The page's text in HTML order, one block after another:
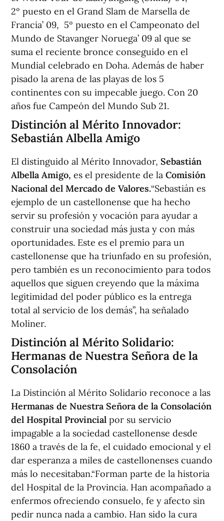
2º puesto en el Grand Slam de Marsella de
Francia’ 09, 5º puesto en el Campeonato del
Mundo de Stavanger Noruega’ 09 al que se
suma el reciente bronce conseguido en el
Mundial celebrado en Doha. Además de haber
pisado la arena de las playas de los 5
continentes con su impecable juego. Con 20
años fue Campeón del Mundo Sub 21.
Distinción al Mérito Innovador:
Sebastián Albella Amigo
El distinguido al Mérito Innovador, Sebastián
Albella Amigo, es el presidente de la Comisión
Nacional del Mercado de Valores.“Sebastián es
ejemplo de un castellonense que ha hecho
servir su profesión y vocación para ayudar a
construir una sociedad más justa y con más
oportunidades. Este es el premio para un
castellonense que ha triunfado en su profesión,
pero también es un reconocimiento para todos
aquellos que siguen creyendo que la máxima
legitimidad del poder público es la entrega
total al servicio de los demás”, ha señalado
Moliner.
Distinción al Mérito Solidario:
Hermanas de Nuestra Señora de la
Consolación
La Distinción al Mérito Solidario reconoce a las
Hermanas de Nuestra Señora de la Consolación
del Hospital Provincial por su servicio
impagable a la sociedad castellonense desde
1860 a través de la fe, el cuidado emocional y el
dar esperanza a miles de castellonenses cuando
más lo necesitaban.“Forman parte de la historia
del Hospital de la Provincia. Han acompañado a
enfermos ofreciendo consuelo, fe y afecto sin
pedir nunca nada a cambio. Han sido la cura